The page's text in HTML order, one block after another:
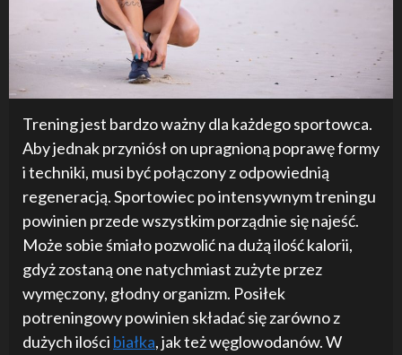
Trening jest bardzo ważny dla każdego sportowca.
Aby jednak przyniósł on upragnioną poprawę formy
i techniki, musi być połączony z odpowiednią
regeneracją. Sportowiec po intensywnym treningu
powinien przede wszystkim porządnie się najeść.
Może sobie śmiało pozwolić na dużą ilość kalorii,
gdyż zostaną one natychmiast zużyte przez
wymęczony, głodny organizm. Posiłek
potreningowy powinien składać się zarówno z
dużych ilości białka, jak też węglowodanów. W